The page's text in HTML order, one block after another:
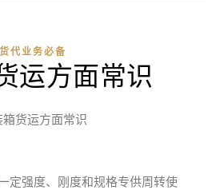
货代业务必备
运方面常识
箱货运方面常识
定强度、刚度和规格专供周转使